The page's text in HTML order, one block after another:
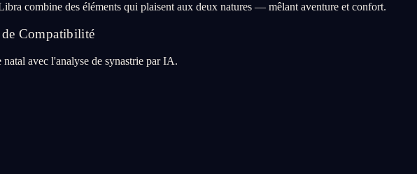
combine des éléments qui plaisent aux deux natures — mêlant aventure et confort.
Compatibilité
avec l'analyse de synastrie par IA.